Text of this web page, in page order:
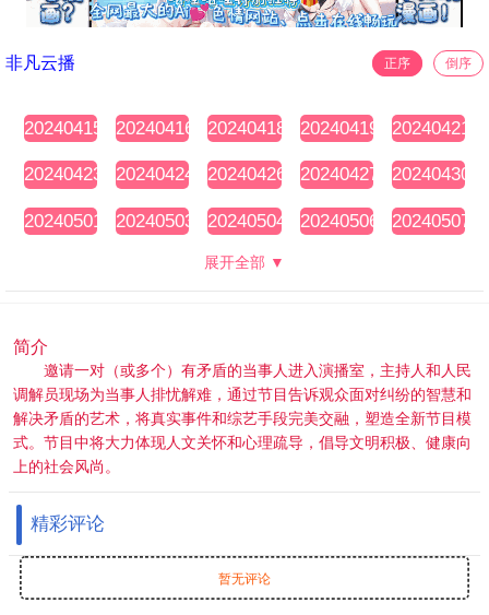
非凡云播 正序 倒序
20240415
期
20240416
期
20240418
期
20240419
期
20240421
期
20240423
20240424
20240426
20240427
20240430
20240501
20240503
20240504
20240506
20240507
展开全部 ▼
简介
邀请一对（或多个）有矛盾的当事人进入演播室，主持人和人民
调解员现场为当事人排忧解难，通过节目告诉观众面对纠纷的智慧和
解决矛盾的艺术，将真实事件和综艺手段完美交融，塑造全新节目模
式。节目中将大力体现人文关怀和心理疏导，倡导文明积极、健康向
上的社会风尚。
精彩评论
暂无评论